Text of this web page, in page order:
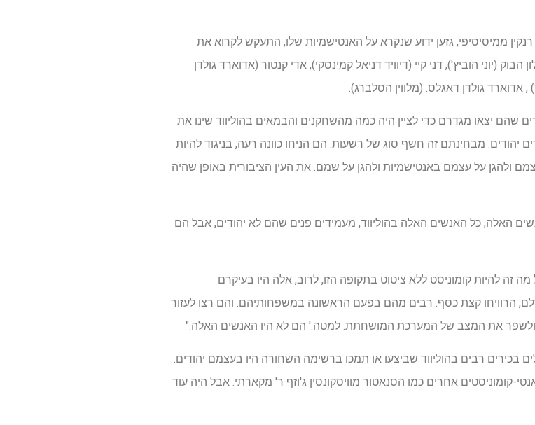
ממיסיסיפי, גזען ידוע שנקרא על האנטישמיות שלו, התעקש לקרוא את
(יוני הוביץ'), דני קיי (דיוויד דניאל קמינסקי), אדי קנטור (אדוארד גולדן
אדוארד גולדן דאגלס. (מלווין הסלברג).
שהם יצאו מגדרם כדי לציין היה כמה מהשחקנים והבמאים בהוליווד שינו את
יהודים. מבחינתם זה חשף סוג של רשעות. הם הניחו כוונה רעה, בניגוד להיות
ולהגן על עצמם באנטישמיות ולהגן על שמם. את העין הציבורית באופן שהיה
האלה, כל האנשים האלה בהוליווד, מעמידים פנים שהם לא יהודים, אבל הם
להיות קומוניסט ללא ציטוט בתקופה הזו, לרוב, אלה היו בעיקרם
הרוויחו קצת כסף. רבים מהם בפעם הראשונה במשפחותיהם. והם רצו לעזור
את המצב של המערכת המושחתת. למטה.' הם לא היו האנשים האלה."
בכירים רבים בהוליווד שביצעו או תמכו ברשימה השחורה היו בעצמם יהודים.
קומוניסטים אחרים כמו הסנאטור מוויסקונסין ג'וזף ר' מקארתי. אבל היה עוד